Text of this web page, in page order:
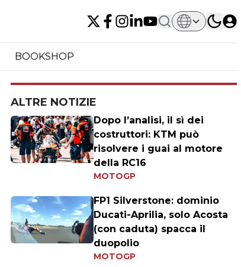
BOOKSHOP
ALTRE NOTIZIE
Dopo l’analisi, il sì dei
costruttori: KTM può
risolvere i guai al motore
della RC16
MOTOGP
FP1 Silverstone: dominio
Ducati-Aprilia, solo Acosta
(con caduta) spacca il
duopolio
MOTOGP